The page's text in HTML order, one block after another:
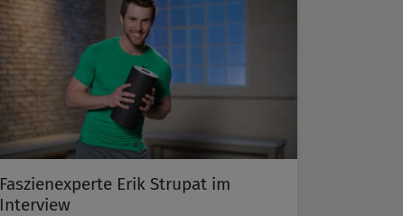
Faszienexperte Erik Strupat im
Interview